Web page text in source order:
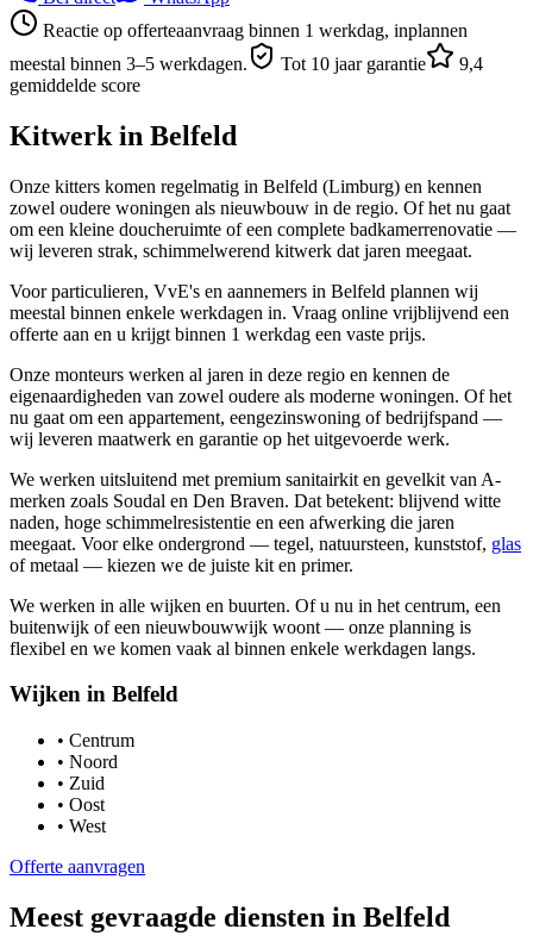
Reactie op offerteaanvraag binnen 1 werkdag, inplannen
meestal binnen 3–5 werkdagen.
Tot 10 jaar garantie
9,4
gemiddelde score
Kitwerk in Belfeld
Onze kitters komen regelmatig in Belfeld (Limburg) en kennen
zowel oudere woningen als nieuwbouw in de regio. Of het nu gaat
om een kleine doucheruimte of een complete badkamerrenovatie —
wij leveren strak, schimmelwerend kitwerk dat jaren meegaat.
Voor particulieren, VvE's en aannemers in Belfeld plannen wij
meestal binnen enkele werkdagen in. Vraag online vrijblijvend een
offerte aan en u krijgt binnen 1 werkdag een vaste prijs.
Onze monteurs werken al jaren in deze regio en kennen de
eigenaardigheden van zowel oudere als moderne woningen. Of het
nu gaat om een appartement, eengezinswoning of bedrijfspand —
wij leveren maatwerk en garantie op het uitgevoerde werk.
We werken uitsluitend met premium sanitairkit en gevelkit van A-
merken zoals Soudal en Den Braven. Dat betekent: blijvend witte
naden, hoge schimmelresistentie en een afwerking die jaren
meegaat. Voor elke ondergrond — tegel, natuursteen, kunststof, glas
of metaal — kiezen we de juiste kit en primer.
We werken in alle wijken en buurten. Of u nu in het centrum, een
buitenwijk of een nieuwbouwwijk woont — onze planning is
flexibel en we komen vaak al binnen enkele werkdagen langs.
Wijken in Belfeld
• Centrum
• Noord
• Zuid
• Oost
• West
Offerte aanvragen
Meest gevraagde diensten in Belfeld